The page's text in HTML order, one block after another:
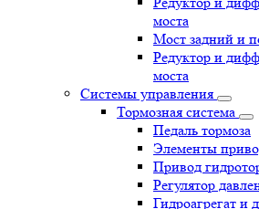
моста
Мост задний и
Редуктор и
моста
Системы управления
Тормозная система
Педаль тормоза
Элементы
Привод
Регулятор
Гидроагрегат и